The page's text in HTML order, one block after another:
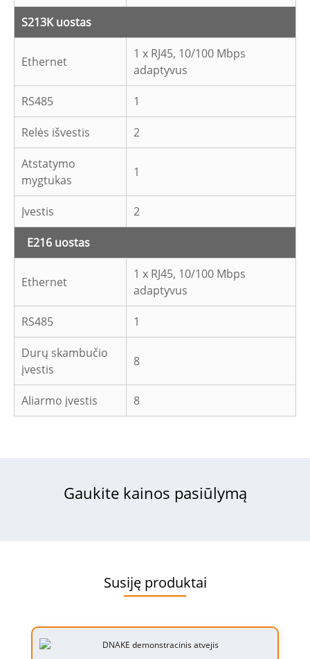
S213K uostas
Ethernet
1 x RJ45, 10/100 Mbps
adaptyvus
RS485 1
Relės išvestis 2
Atstatymo
mygtukas
1
Įvestis 2
E216 uostas
Ethernet
1 x RJ45, 10/100 Mbps
adaptyvus
RS485 1
Durų skambučio
įvestis
8
Aliarmo įvestis 8
Gaukite kainos pasiūlymą
Susiję produktai